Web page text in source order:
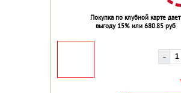
Покупка по клубной карте дает
выгоду 15% или 680.85 руб